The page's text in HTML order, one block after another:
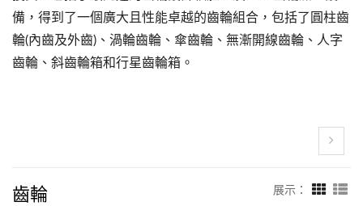
備，得到了一個廣大且性能卓越的齒輪組合，包括了圓柱齒
輪(內齒及外齒)、渦輪齒輪、傘齒輪、無漸開線齒輪、人字
齒輪、斜齒輪箱和行星齒輪箱。
齒輪 展示：